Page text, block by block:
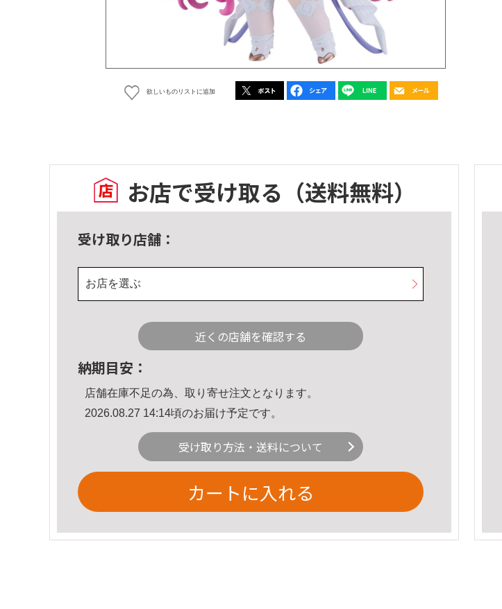
欲しいものリストに追加
お店で受け取る （送料無料）
受け取り店舗：
お店を選ぶ
近くの店舗を確認する
納期目安：
店舗在庫不足の為、取り寄せ注文となります。
2026.08.27 14:14頃のお届け予定です。
受け取り方法・送料について
カートに入れる